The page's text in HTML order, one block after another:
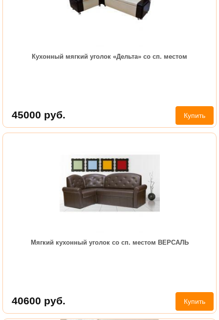
Кухонный мягкий уголок «Дельта» со сп. местом
45000 руб. Купить
Мягкий кухонный уголок со сп. местом ВЕРСАЛЬ
40600 руб. Купить